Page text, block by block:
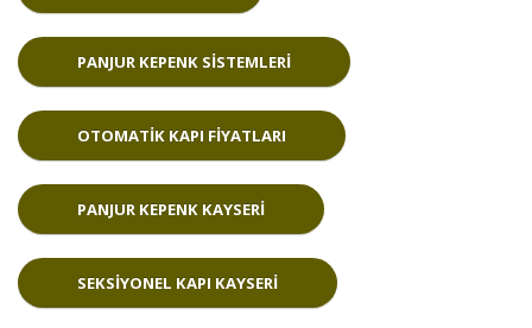
PANJUR KEPENK SISTEMLERI
OTOMATIK KAPI FIYATLARI
PANJUR KEPENK KAYSERI
SEKSIYONEL KAPI KAYSERI